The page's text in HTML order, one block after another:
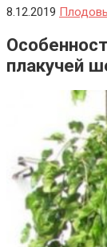
8.12.2019
плакучей